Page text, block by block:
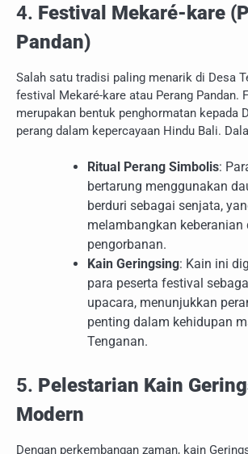
4. Festival Mekaré-kare
Pandan)
Salah satu tradisi paling menarik di Desa
festival Mekaré-kare atau Perang Pandan.
merupakan bentuk penghormatan kepada
perang dalam kepercayaan Hindu Bali.
Ritual Perang Simbolis:
bertarung menggunakan
berduri sebagai senjata,
melambangkan keberanian
pengorbanan.
Kain Geringsing: Kain ini
para peserta festival
upacara, menunjukkan
penting dalam kehidupan
Tenganan.
5. Pelestarian Kain
Modern
Dengan perkembangan zaman, kain